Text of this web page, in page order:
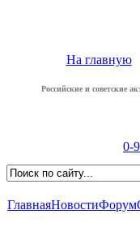
На главную
Российские и советские
0-9
ГлавнаяНовостиФорум